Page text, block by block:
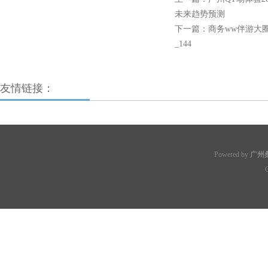
未来趋势预测
下一篇： 商务ww伴游大
_144
友情链接：
Powered by 广州